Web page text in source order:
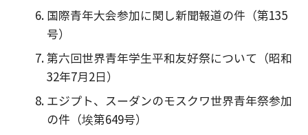
国際青年大会参加に関し新聞報道の件（第135
号）
第六回世界青年学生平和友好祭について（昭和
32年7月2日）
エジプト、スーダンのモスクワ世界青年祭参加
の件（埃第649号）